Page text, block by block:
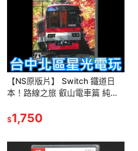
【NS原版片】 Switch 鐵道日
本！路線之旅 叡山電車篇 純日
$1,750